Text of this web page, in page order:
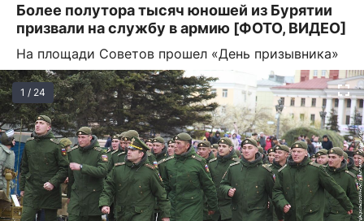
Более полутора тысяч юношей из Бурятии
призвали на службу в армию [ФОТО, ВИДЕО]
На площади Советов прошел «День призывника»
1 / 24